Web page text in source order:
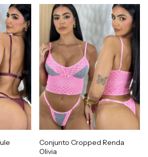
Conjunto Cropped Renda
Olivia